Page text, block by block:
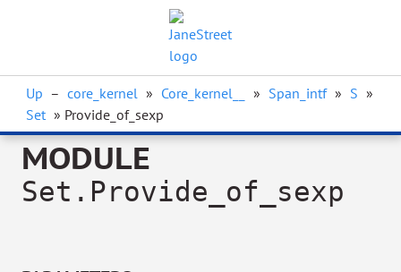
Up – core_kernel » Core_kernel__ » Span_intf » S »
Set » Provide_of_sexp
MODULE
Set.Provide_of_sexp